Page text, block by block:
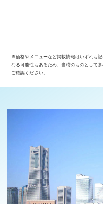
※価格やメニューなど掲載情報はいずれも
なる可能性もあるため、当時のものとして
ご確認ください。